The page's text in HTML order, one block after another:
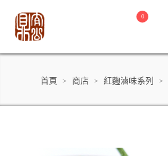
0
首頁 > 商店 > 紅麴滷味系列 >